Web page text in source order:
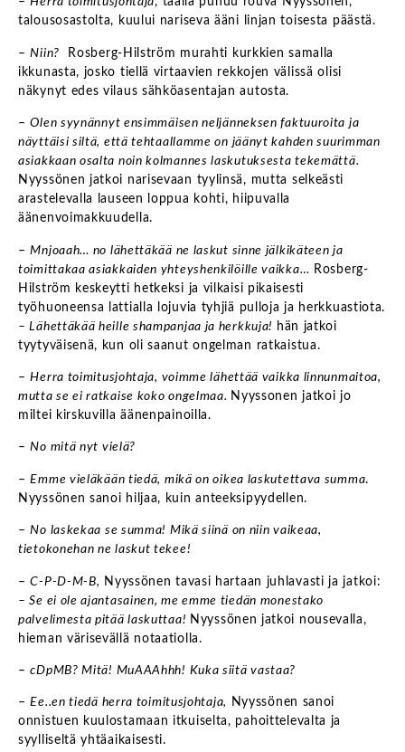
talousosastolta, kuului nariseva ääni linjan toisesta päästä.
–Niin? Rosberg-Hilström murahti kurkkien samalla
ikkunasta, josko tiellä virtaavien rekkojen välissä olisi
näkynyt edes vilaus sähköasentajan autosta.
–Olen syynännyt ensimmäisen neljänneksen faktuuroita ja
näyttäisi siltä, että tehtaallamme on jäänyt kahden suurimman
asiakkaan osalta noin kolmannes laskutuksesta tekemättä.
Nyyssönen jatkoi narisevaan tyylinsä, mutta selkeästi
arastelevalla lauseen loppua kohti, hiipuvalla
äänenvoimakkuudella.
–Mnjoaah… no lähettäkää ne laskut sinne jälkikäteen ja
toimittakaa asiakkaiden yhteyshenkilöille vaikka… Rosberg-
Hilström keskeytti hetkeksi ja vilkaisi pikaisesti
työhuoneensa lattialla lojuvia tyhjiä pulloja ja herkkuastiota.
– Lähettäkää heille shampanjaa ja herkkuja! hän jatkoi
tyytyväisenä, kun oli saanut ongelman ratkaistua.
–Herra toimitusjohtaja, voimme lähettää vaikka linnunmaitoa,
mutta se ei ratkaise koko ongelmaa. Nyyssonen jatkoi jo
miltei kirskuvilla äänenpainoilla.
–No mitä nyt vielä?
–Emme vieläkään tiedä, mikä on oikea laskutettava summa.
Nyyssönen sanoi hiljaa, kuin anteeksipyydellen.
–No laskekaa se summa! Mikä siinä on niin vaikeaa,
tietokonehan ne laskut tekee!
–C-P-D-M-B, Nyyssönen tavasi hartaan juhlavasti ja jatkoi:
– Se ei ole ajantasainen, me emme tiedän monestako
palvelimesta pitää laskuttaa! Nyyssönen jatkoi nousevalla,
hieman värisevällä notaatiolla.
–cDpMB? Mitä! MuAAAhhh! Kuka siitä vastaa?
–Ee..en tiedä herra toimitusjohtaja, Nyyssönen sanoi
onnistuen kuulostamaan itkuiselta, pahoittelevalta ja
syylliseltä yhtäaikaisesti.